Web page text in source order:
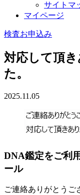
サイトマ
マイページ
検査お申込み
対応して頂
た。
2025.11.05
DNA鑑定をご利
ール
ご連絡ありがとうご